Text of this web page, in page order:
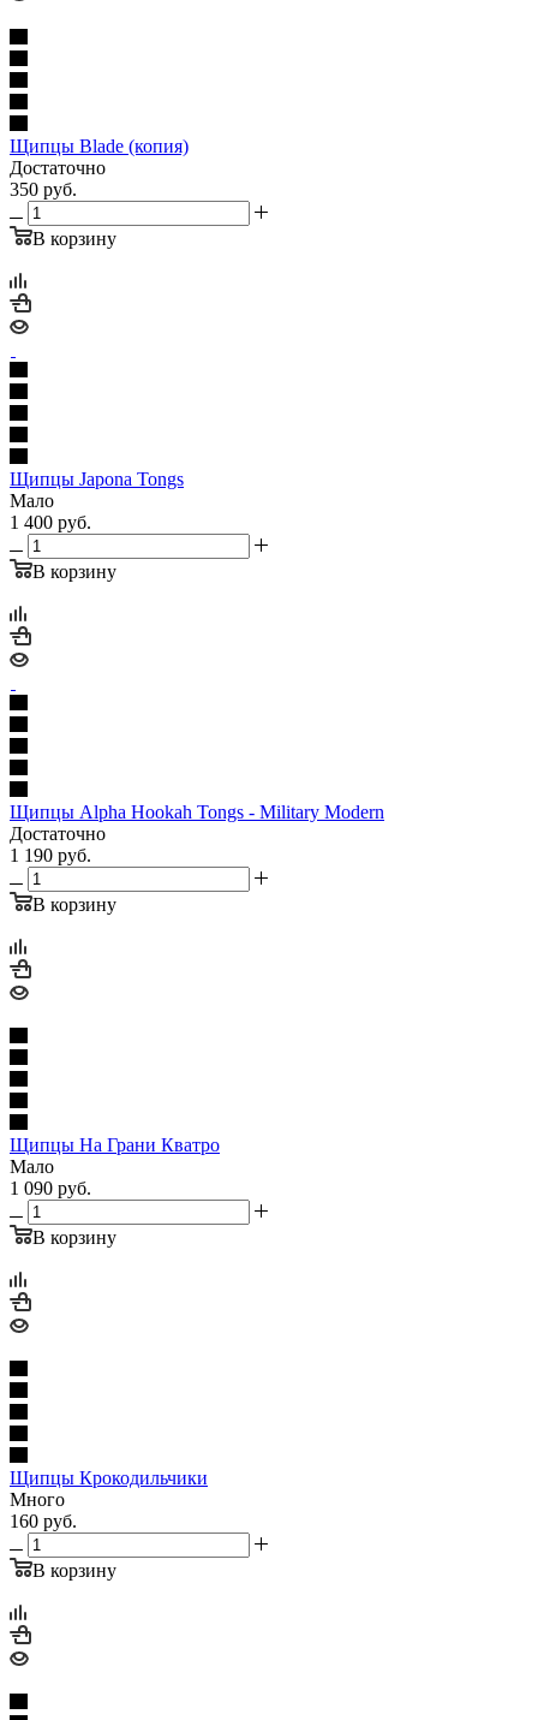
Щипцы Blade (копия)
Достаточно
350 руб.
В корзину
Щипцы Japona Tongs
Мало
1 400 руб.
В корзину
Щипцы Alpha Hookah Tongs - Military Modern
Достаточно
1 190 руб.
В корзину
Щипцы На Грани Кватро
Мало
1 090 руб.
В корзину
Щипцы Крокодильчики
Много
160 руб.
В корзину